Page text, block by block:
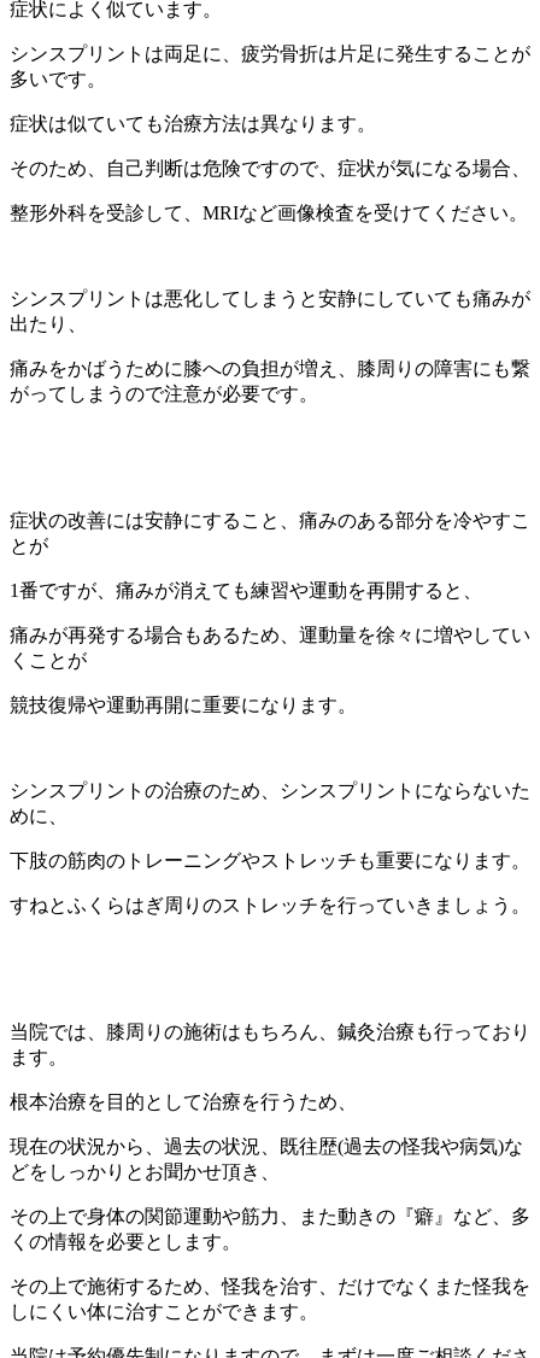
症状によく似ています。
シンスプリントは両足に、疲労骨折は片足に発生することが
多いです。
症状は似ていても治療方法は異なります。
そのため、自己判断は危険ですので、症状が気になる場合、
整形外科を受診して、MRIなど画像検査を受けてください。
シンスプリントは悪化してしまうと安静にしていても痛みが
出たり、
痛みをかばうために膝への負担が増え、膝周りの障害にも繋
がってしまうので注意が必要です。
症状の改善には安静にすること、痛みのある部分を冷やすこ
とが
1番ですが、痛みが消えても練習や運動を再開すると、
痛みが再発する場合もあるため、運動量を徐々に増やしてい
くことが
競技復帰や運動再開に重要になります。
シンスプリントの治療のため、シンスプリントにならないた
めに、
下肢の筋肉のトレーニングやストレッチも重要になります。
すねとふくらはぎ周りのストレッチを行っていきましょう。
当院では、膝周りの施術はもちろん、鍼灸治療も行っており
ます。
根本治療を目的として治療を行う ため、
現在の状況から、過去の状況、既往歴(過去の怪我や病気)な
どをしっかりとお聞かせ頂き、
その上で身体の関節運動や筋力、また動きの『癖』など、多
くの情報を必要とします。
その上で施術するため、怪我を治す、だけでなくまた怪我を
しにくい体に治すことができます。